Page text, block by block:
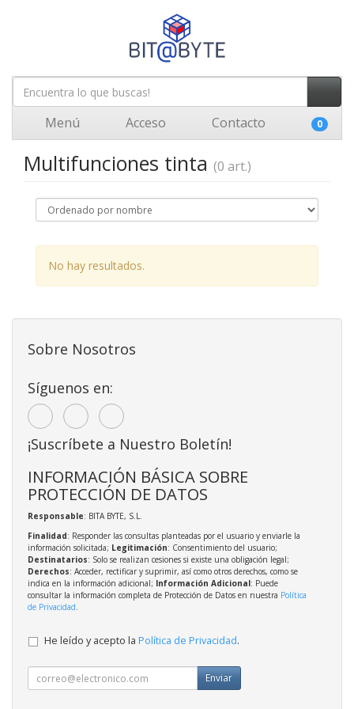
Menú Acceso Contacto 0
Multifunciones tinta (0 art.)
No hay resultados.
Sobre Nosotros
Síguenos en:
¡Suscríbete a Nuestro Boletín!
INFORMACIÓN BÁSICA SOBRE
PROTECCIÓN DE DATOS
Responsable: BITA BYTE, S.L.
Finalidad: Responder las consultas planteadas por el usuario y enviarle la
información solicitada; Legitimación: Consentimiento del usuario;
Destinatarios: Solo se realizan cesiones si existe una obligación legal;
Derechos: Acceder, rectificar y suprimir, así como otros derechos, como se
indica en la información adicional; Información Adicional: Puede
consultar la información completa de Protección de Datos en nuestra Política
de Privacidad.
He leído y acepto la Política de Privacidad.
Enviar